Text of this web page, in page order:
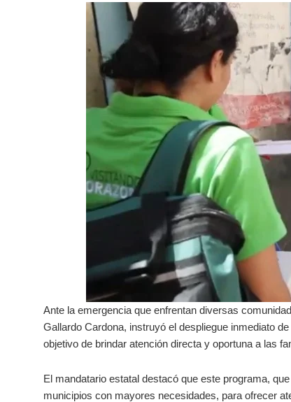
Ante la emergencia que enfrentan diversas
Gallardo Cardona, instruyó el despliegue inmediato
objetivo de brindar atención directa y oportuna a las
El mandatario estatal destacó que este programa,
municipios con mayores necesidades, para ofrecer